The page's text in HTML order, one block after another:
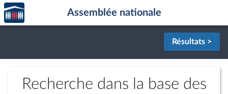
Aller au contenu
Aller en bas de la page
Accèder
à la
page
Assemblée nationale
Résultats >
Recherche dans la base des